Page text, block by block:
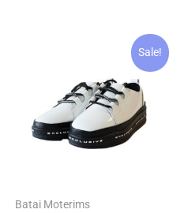
Sale!
Batai Moterims